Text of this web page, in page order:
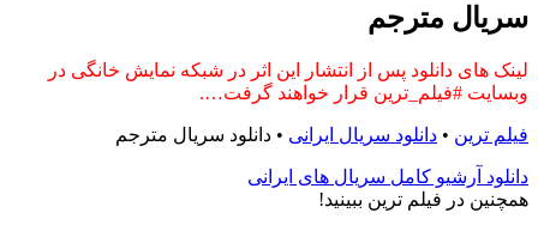
سریال مترجم
لینک های دانلود پس از انتشار این اثر در شبکه نمایش خانگی در
وبسایت #فیلم_ترین قرار خواهند گرفت….
فیلم ترین • دانلود سریال ایرانی • دانلود سریال مترجم
دانلود آرشیو کامل سریال های ایرانی
همچنين در فيلم ترين ببينيد!